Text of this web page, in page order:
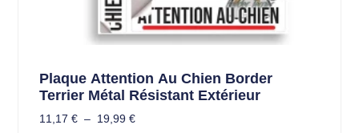
Plaque Attention Au Chien Border
Terrier Métal Résistant Extérieur
11,17 € – 19,99 €